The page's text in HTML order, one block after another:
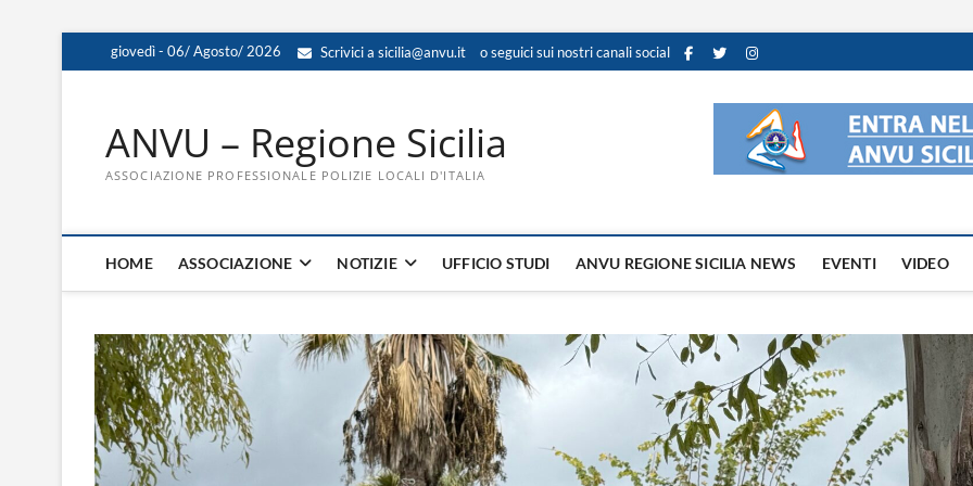
to
giovedì - 06/ Agosto/ 2026 Scrivici a sicilia@anvu.it o seguici sui nostri canali social
ANVU – Regione Sicilia
ASSOCIAZIONE PROFESSIONALE POLIZIE LOCALI D'ITALIA
HOME ASSOCIAZIONE NOTIZIE UFFICIO STUDI ANVU REGIONE SICILIA NEWS EVENTI VIDEO